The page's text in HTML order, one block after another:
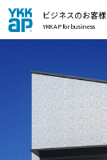
ビジネスのお客様
YKK AP for business